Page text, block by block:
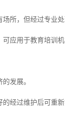
所，但经过专业
应用于教育培训
发展。
经过维护后可重